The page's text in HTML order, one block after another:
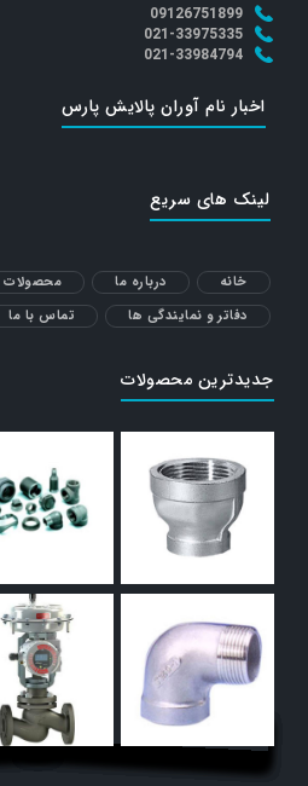
09126751899
021-33975335
021-33984794
اخبار نام آوران پالایش پارس
لینک های سریع
خانه درباره ما
محصولات
دفاتر و نمایندگی ها
تماس با ما
جدیدترین محصولات